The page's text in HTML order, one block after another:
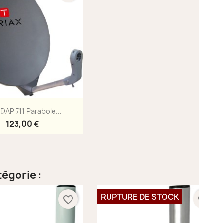
Aperçu rapide
711 Parabole...
123,00 €
:
favorite_border RUPTURE DE STOCK